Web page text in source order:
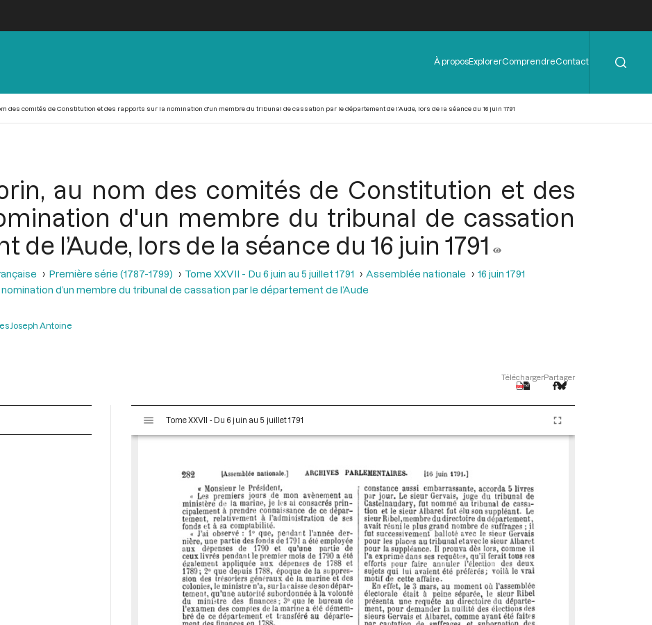
Menu
de
À proposExplorerComprendreContact
des comités de Constitution et des rapports sur la nomination d'un membre du tribunal de cassation par le département de l’Aude, lors de la séance du 16 juin 1791
au nom des comités de Constitution et des
d'un membre du tribunal de cassation
l’Aude, lors de la séance du 16 juin 1791
Première série (1787-1799) Tome XXVII - Du 6 juin au 5 juillet 1791 Assemblée nationale
16 juin 1791
d’un membre du tribunal de cassation par le département de l’Aude
Joseph Antoine
TéléchargerPartager
s
Tome XXVII - Du 6 juin au 5 juillet 1791